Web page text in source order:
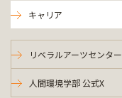
キャリア
リベラルアーツセンター
人間環境学部 公式X